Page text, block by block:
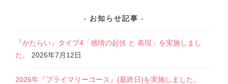
お知らせ記事
『かたらい』タイプ4「感情の起伏 と 表現」を実施しまし
た。
2026年7月12日
2026年『プライマリーコース』(最終日)を実施しました。